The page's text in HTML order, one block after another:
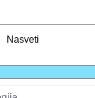
Nasveti